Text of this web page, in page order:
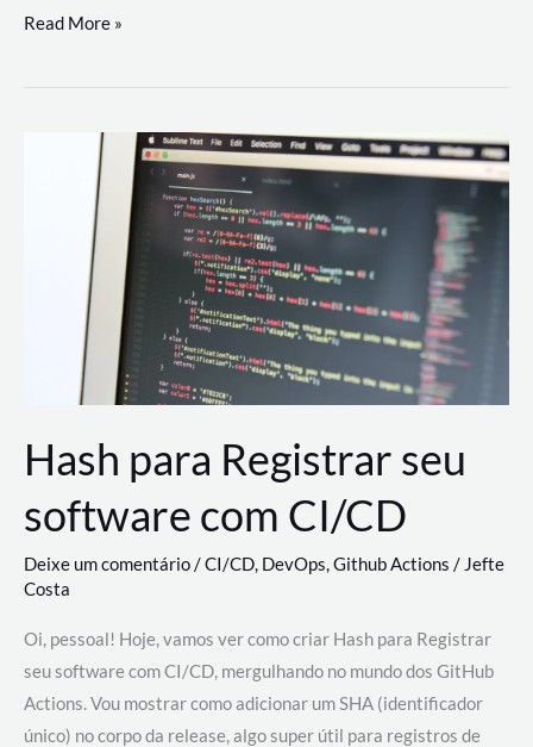
Large
Models
revolucionando
desenvolvimento
Read More »
Hash para Registrar seu
software com CI/CD
Deixe um comentário/CI/CD, DevOps,Github Actions /Jefte
Costa
Oi, pessoal! Hoje, vamos ver como criar Hash para Registrar
seu software com CI/CD, mergulhando no mundo dos GitHub
Actions. Vou mostrar como adicionar um SHA (identificador
único) no corpo da release, algo super útil para registros de